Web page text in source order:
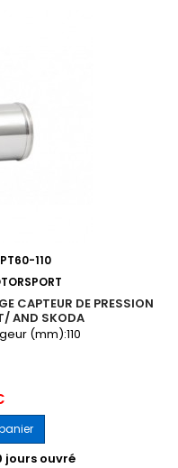
110
CAPTEUR DE PRESSION
AND SKODA
(mm):110
jours ouvré